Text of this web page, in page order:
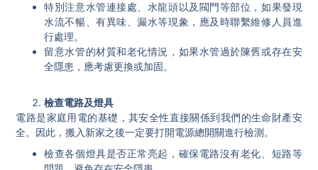
特別注意水管連接處、水龍頭以及閥門等部位，如果發現
水流不暢、有異味、漏水等現象，應及時聯繫維修人員進
行處理。
留意水管的材質和老化情況，如果水管過於陳舊或存在安
全隱患，應考慮更換或加固。
檢查電路及燈具
電路是家庭用電的基礎，其安全性直接關係到我們的生命財產安
全。因此，搬入新家之後一定要打開電源總開關進行檢測。
檢查各個燈具是否正常亮起，確保電路沒有老化、短路等